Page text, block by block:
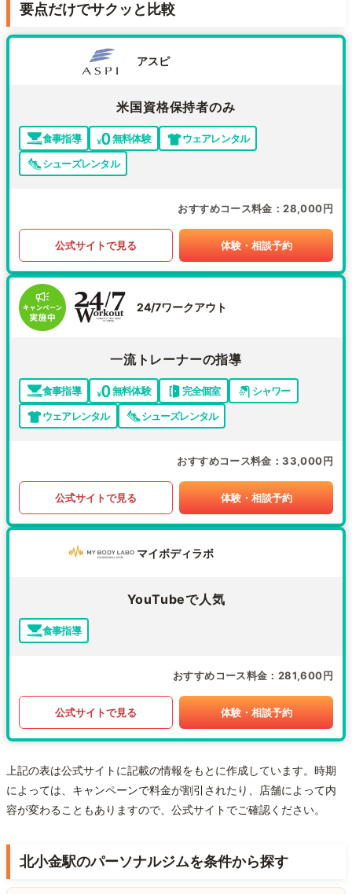
要点だけでサクッと比較
アスピ
米国資格保持者のみ
食事指導 無料体験
ウェアレンタル
シューズレンタル
おすすめコース料金 28,000円
公式サイトで見る 体験・相談予約
24/7ワークアウト
一流トレーナーの指導
食事指導 無料体験 完全個室
シャワー
ウェアレンタル
シューズレンタル
おすすめコース料金 33,000円
公式サイトで見る 体験・相談予約
マイボディラボ
YouTubeで人気
食事指導
おすすめコース料金 281,600円
公式サイトで見る 体験・相談予約
上記の表は公式サイトに記載の情報をもとに作成しています。時期
によっては、キャンペーンで料金が割引されたり、店舗によって内
容が変わることもありますので、公式サイトでご確認ください。
北小金駅のパーソナルジムを条件から探す